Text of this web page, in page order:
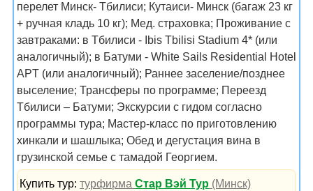
перелет Минск- Тбилиси; Кутаиси- Минск (багаж 23 кг
+ ручная кладь 10 кг); Мед. страховка; Проживание с
завтраками: в Тбилиси - Ibis Tbilisi Stadium 4* (или
аналогичный); в Батуми - White Sails Residential Hotel
APT (или аналогичный); Раннее заселение/позднее
выселение; Трансферы по программе; Переезд
Тбилиси – Батуми; Экскурсии с гидом согласно
программы тура; Мастер-класс по приготовлению
хинкали и шашлыка; Обед и дегустация вина в
грузинской семье с тамадой Георгием.
Купить тур:турфирмаСтар Вэй Тур (Минск)